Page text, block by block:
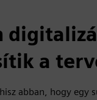
a
abban, hogy egy